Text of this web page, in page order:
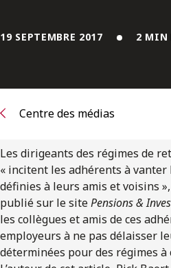
S’abonner aux articles Osler
19 SEPTEMBRE 2017 2 MIN
Centre des médias
Les dirigeants des régimes de
« incitent les adhérents à
définies à leurs amis et voisins
publié sur le sitePensions &
les collègues et amis de ces
employeurs à ne pas délaisser
déterminées pour des régimes